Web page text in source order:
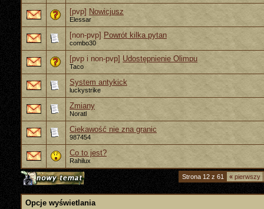
[pvp] Nowicjusz
Elessar
[non-pvp] Powrót kilka pytan
combo30
[pvp i non-pvp] Udostępnienie Olimpu
Taco
System antykick
luckystrike
Zmiany
Noratl
Ciekawość nie zna granic
987454
Co to jest?
Rahilux
Strona 12 z 61 « pierwszy
Opcje wyświetlania